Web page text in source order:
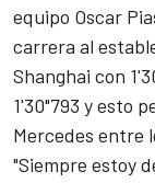
equipo Oscar
carrera al
Shanghai con
1'30"793 y esto
Mercedes entre
"Siempre estoy